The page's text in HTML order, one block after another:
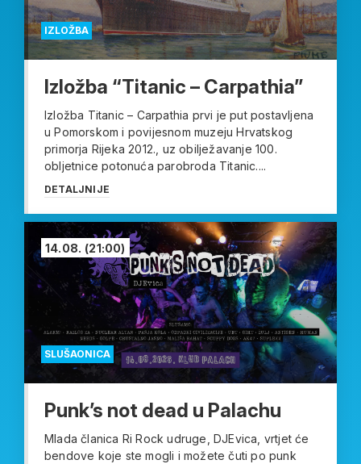
IZLOŽBA
Izložba “Titanic – Carpathia”
Izložba Titanic – Carpathia prvi je put postavljena
u Pomorskom i povijesnom muzeju Hrvatskog
primorja Rijeka 2012., uz obilježavanje 100.
obljetnice potonuća parobroda Titanic....
DETALJNIJE
SLUŠAONICA
14.08. (21:00)
Punk’s not dead u Palachu
Mlada članica Ri Rock udruge, DJEvica, vrtjet će
bendove koje ste mogli i možete čuti po punk